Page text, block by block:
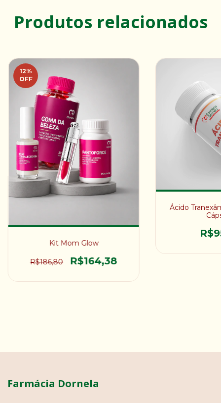
Produtos relacionados
12%
OFF
Kit Mom Glow
R$186,80 R$164,38
Ácido
Farmácia Dornela